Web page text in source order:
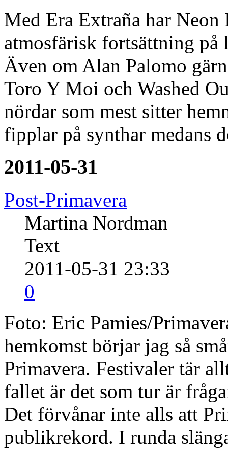
Med Era Extraña har
atmosfärisk fortsättning
Även om Alan Palomo
Toro Y Moi och Washed
nördar som mest sitter
fipplar på synthar medans
2011-05-31
Post-Primavera
Martina Nordman
Text
2011-05-31 23:33
0
Foto: Eric Pamies/
hemkomst börjar jag så
Primavera. Festivaler tär
fallet är det som tur är
Det förvånar inte alls att
publikrekord. I runda